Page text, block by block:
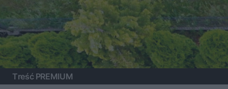
Treść PREMIUM